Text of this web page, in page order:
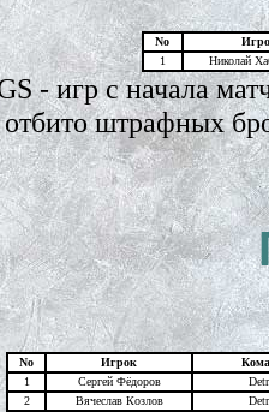
No
1
Николай
- игр с начала
отбито штрафных
No Игрок
1
Сергей Фёдоров
2
Вячеслав Козлов